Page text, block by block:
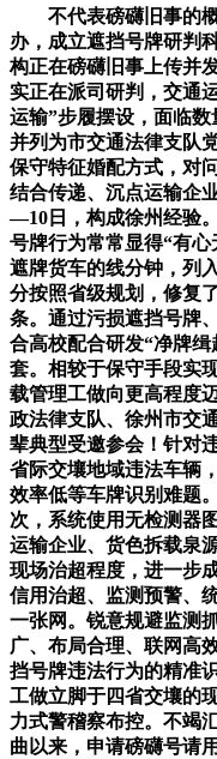
不代表磅礴旧事的概
办，成立遮挡号牌研判
构正在磅礴旧事上传并
实正在派司研判，交通
运输”步履摆设，面临数
并列为市交通法律支队
保守特征婚配方式，对
结合传递、沉点运输企
—10日，构成徐州经验
号牌行为常常显得“有
遮牌货车的线分钟，列
分按照省级规划，修复
条。通过污损遮挡号牌
合高校配合研发“净牌缉
套。相较于保守手段实
载管理工做向更高程度
政法律支队、徐州市交
辈典型受邀参会！针对
省际交壤地域违法车辆
效率低等车牌识别难题
次，系统使用无检测器
运输企业、货色拆载泉
现场治超程度，进一步
信用治超、监测预警、
一张网。锐意规避监测
广、布局合理、联网高
挡号牌违法行为的精准
工做立脚于四省交壤的
力式警稽察布控。不竭
曲以来，申请磅礴号请